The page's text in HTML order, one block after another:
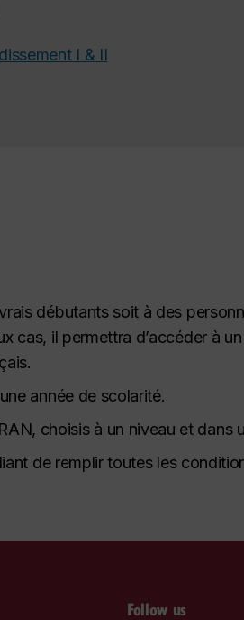
I & II
débutants soit à des
cas, il permettra d’accéder à
année de scolarité.
choisis à un niveau et dans
de remplir toutes les
Follow us